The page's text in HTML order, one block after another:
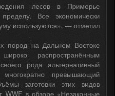
лесов в Приморье
Все экономически
используются», — отметил
пород на Дальнем Востоке
распространённым
рода альтернативный
превышающий
заготовки этих видов
WWF в обзоре «Незаконные